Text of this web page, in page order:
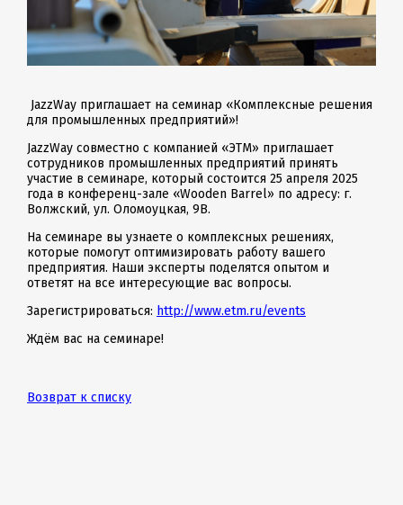
JazzWay приглашает на семинар «Комплексные решения
для промышленных предприятий»!
JazzWay совместно с компанией «ЭТМ» приглашает
сотрудников промышленных предприятий принять
участие в семинаре, который состоится 25 апреля 2025
года в конференц-зале «Wooden Barrel» по адресу: г.
Волжский, ул. Оломоуцкая, 9В.
На семинаре вы узнаете о комплексных решениях,
которые помогут оптимизировать работу вашего
предприятия. Наши эксперты поделятся опытом и
ответят на все интересующие вас вопросы.
Зарегистрироваться: http://www.etm.ru/events
Ждём вас на семинаре!
Возврат к списку